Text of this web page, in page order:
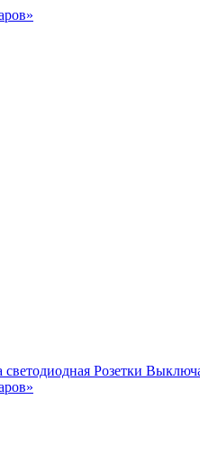
Розетки